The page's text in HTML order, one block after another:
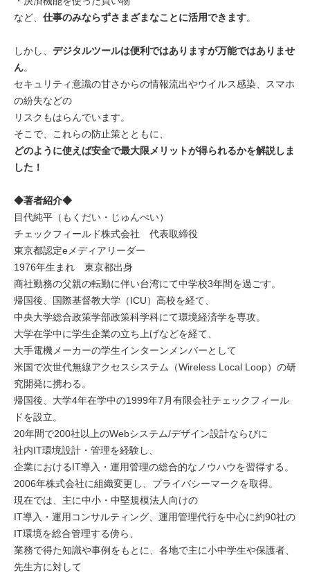
など、 仕事のみならずさまざまなことに活用できます。
しかし、 デジタルツールは便利ではありますが万能ではありませ
ん。
セキュリティ意識の甘さからの情報流出やウイルス感染、スマホ
の紛失などの
リスクもはらんでいます。
そこで、これらの防止策とともに、
どのように使えば安全で最大限メリットが得られるかを解説しま
した！
◆著者紹介◆
目代純平（もくだい・じゅんぺい）
チェックフィールド株式会社 代表取締役
東京都認定eメディアリーダー
1976年生まれ 東京都出身
商社勤務の父親の転勤に伴い台湾にて中学校3年間を過ごす。
帰国後、国際基督教大学（ICU）高校を経て、
中央大学総合政策学部政策科学科にて環境経済学を専攻。
大学在学中に学生企業の立ち上げなどを経て、
大手電機メーカーの学生インターンメンバーとして
米国で次世代無線アクセスシステム（Wireless Local Loop）の研
究開発に携わる。
帰国後、大学4年在学中の1999年7月有限会社チェックフィール
ドを設立。
20年間で200社以上のWebシステム/デザイン設計ならびに
社内IT環境設計・管理を経験し、
企業におけるIT導入・運用管理の総合的なノウハウを習得する。
2006年株式会社に組織変更し、プライバシーマークを取得。
現在では、主に中小・中堅規模法人向けの
IT導入・運用コンサルティング、運用管理代行を中心に約90社の
IT環境を総合管理する傍ら、
業務で得た知識や事例をもとに、各地で主に小中学生や保護者、
先生方に対して